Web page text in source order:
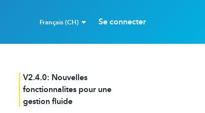
Français (CH) Se connecter
V2.4.0: Nouvelles
fonctionnalites pour une
gestion fluide